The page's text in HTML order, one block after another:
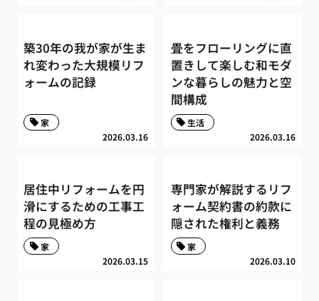
築30年の我が家が生ま
れ変わった大規模リフ
ォームの記録
2026.03.16
家
畳をフローリングに直
置きして楽しむ和モダ
ンな暮らしの魅力と空
間構成
2026.03.16
生活
居住中リフォームを円
滑にするための工事工
程の見極め方
2026.03.15
家
専門家が解説するリフ
ォーム契約書の約款に
隠された権利と義務
2026.03.10
家